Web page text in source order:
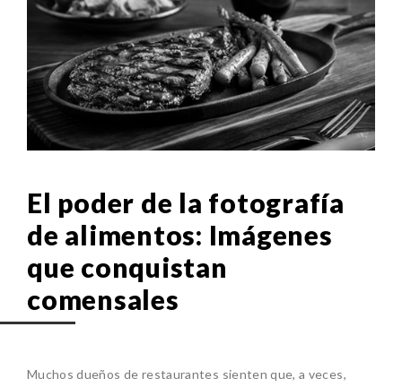
El poder de la fotografía
de alimentos: Imágenes
que conquistan
comensales
Muchos dueños de restaurantes sienten que, a veces,